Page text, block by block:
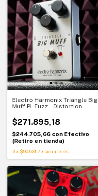
Electro Harmonix Triangle Big
Muff Pi. Fuzz - Distortion -
legendario
$271.895,18
$244.705,66 con Efectivo
(Retiro en tienda)
3x $90.631,73 sin interés